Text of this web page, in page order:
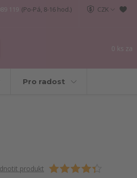
CZK
119 (Po-Pá, 8-16 hod.)
0 ks za
Pro radost
produkt